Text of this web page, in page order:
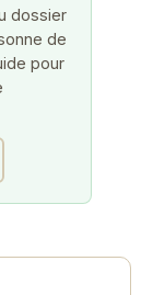
dossier
de
pour